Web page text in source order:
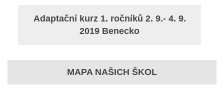
Adaptační kurz 1. ročníků 2. 9.- 4. 9.
2019 Benecko
MAPA NAŠICH ŠKOL